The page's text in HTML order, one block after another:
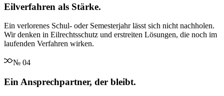
Eilverfahren als Stärke.
Ein verlorenes Schul- oder Semesterjahr lässt sich nicht nachholen.
Wir denken in Eilrechtsschutz und erstreiten Lösungen, die noch im
laufenden Verfahren wirken.
№ 04
Ein Ansprechpartner, der bleibt.